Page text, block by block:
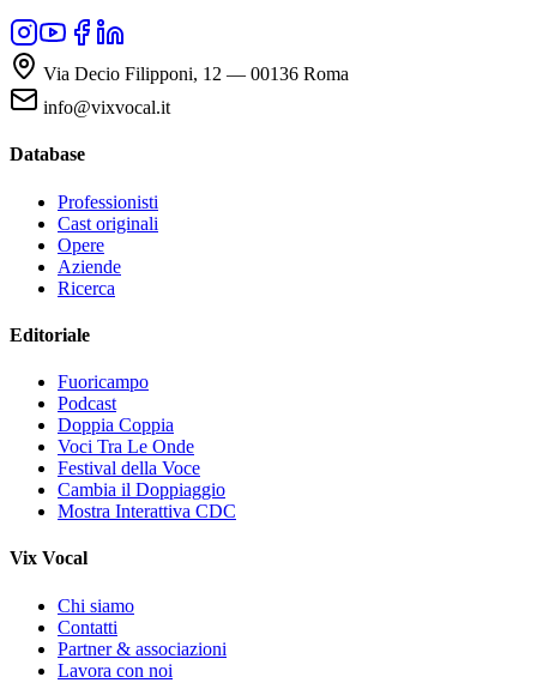
Via Decio Filipponi, 12 — 00136 Roma
info@vixvocal.it
Database
Professionisti
Cast originali
Opere
Aziende
Ricerca
Editoriale
Fuoricampo
Podcast
Doppia Coppia
Voci Tra Le Onde
Festival della Voce
Cambia il Doppiaggio
Mostra Interattiva CDC
Vix Vocal
Chi siamo
Contatti
Partner & associazioni
Lavora con noi